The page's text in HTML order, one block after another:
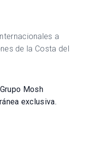
a
de la Costa del
Mosh
exclusiva.